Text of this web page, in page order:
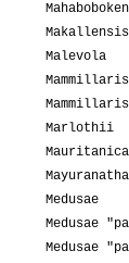
Makallensis
Malevola
Mammillaris
Marlothii
Mauritanica
Medusae
Medusae
Medusae